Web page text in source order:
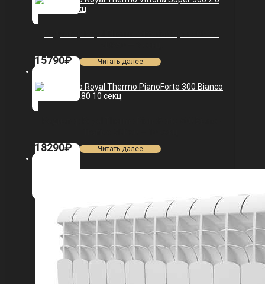
15790₽ Читать далее
18290₽ Читать далее